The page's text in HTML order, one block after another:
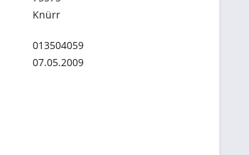
Knürr
013504059
07.05.2009